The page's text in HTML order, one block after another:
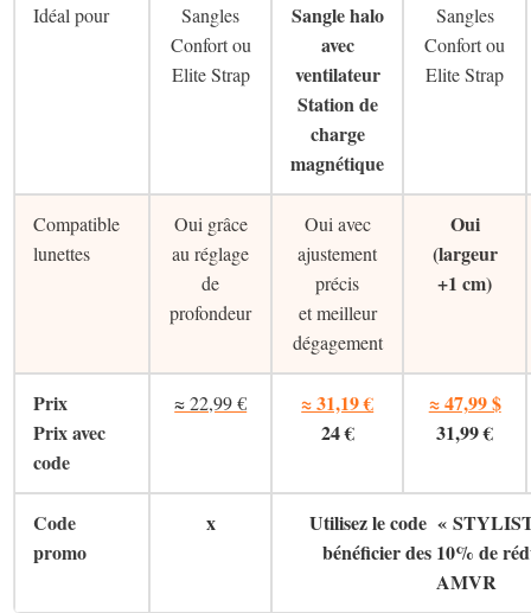
Idéal pour
Sangles
Confort ou
Elite Strap
Sangle halo
avec
ventilateur
Station de
charge
magnétique
Sangles
Confort ou
Elite Strap
Compatible
lunettes
Oui grâce
au réglage
de
profondeur
Oui avec
ajustement
précis
et meilleur
dégagement
Oui
(largeur
+1 cm)
Prix
Prix avec
code
≈ 22,99 €
≈ 31,19 €
24 €
≈ 47,99 $
31,99 €
Code
promo
x
Utilisez le code «
bénéficier des 10% de
AMVR